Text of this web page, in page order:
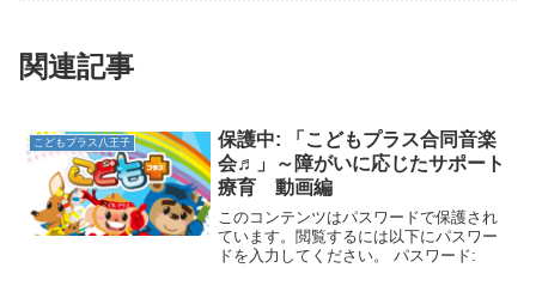
関連記事
こどもプラス八王子
保護中: 「こどもプラス合同音楽
会♬」～障がいに応じたサポート
療育 動画編
このコンテンツはパスワードで保護され
ています。閲覧するには以下にパスワー
ドを入力してください。 パスワード: